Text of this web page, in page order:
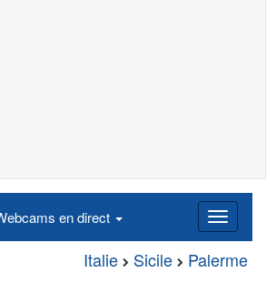
en direct
Italie Sicile Palerme